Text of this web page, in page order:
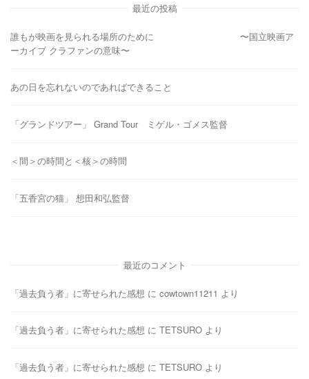
最近の投稿
誰もが映画を見られる場所のために 〜国立映画ア
ーカイブ クラファンの意味〜
あの日を忘れないのであればできること
「グランドツアー」 Grand Tour ミゲル・ゴメス監督
＜間＞の時間と＜核＞の時間
「五香宮の猫」 想田和弘監督
最近のコメント
「過去負う者」に寄せられた感想 に cowtown11211 より
「過去負う者」に寄せられた感想 に TETSURO より
「過去負う者」に寄せられた感想 に TETSURO より